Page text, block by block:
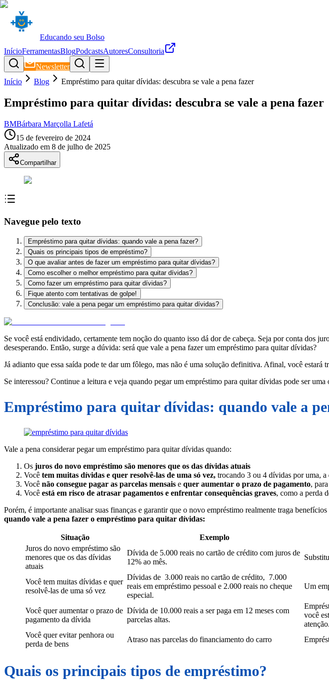
Educando seu Bolso
InícioFerramentasBlogPodcastsAutoresConsultoria
Newsletter
Início
Blog Empréstimo para quitar dívidas: descubra se vale a pena fazer
Empréstimo para quitar dívidas: descubra se vale a pena fazer
BMBárbara Marçolla Lafetá
15 de fevereiro de 2024
Atualizado em 8 de julho de 2025
Compartilhar
Navegue pelo texto
Empréstimo para quitar dívidas: quando vale a pena fazer?
Quais os principais tipos de empréstimo?
O que avaliar antes de fazer um empréstimo para quitar dívidas?
Como escolher o melhor empréstimo para quitar dívidas?
Como fazer um empréstimo para quitar dívidas?
Fique atento com tentativas de golpe!
Conclusão: vale a pena pegar um empréstimo para quitar dívidas?
Se você está endividado, certamente tem noção do quanto isso dá dor de cabeça. Seja por conta dos
desesperando. Então, surge a dúvida: será que vale a pena fazer um empréstimo para quitar dívidas?
Já adianto que essa saída pode te dar um fôlego, mas não é uma solução definitiva. Afinal, você
Se interessou? Continue a leitura e veja quando pegar um empréstimo para quitar dívidas pode ser
Empréstimo para quitar dívidas: quando vale a
Vale a pena considerar pegar um empréstimo para quitar dívidas quando:
Os juros do novo empréstimo são menores que os das dívidas atuais
Você tem muitas dívidas e quer resolvê-las de uma só vez, trocando 3 ou 4 dívidas por uma, a
Você não consegue pagar as parcelas mensais e quer aumentar o prazo de pagamento,
Você está em risco de atrasar pagamentos e enfrentar consequências graves, como a perda
Porém, é importante analisar suas finanças e garantir que o novo empréstimo realmente traga
quando vale a pena fazer o empréstimo para quitar dívidas:
Situação Exemplo
Juros do novo empréstimo são
menores que os das dívidas
atuais
Dívida de 5.000 reais no cartão de crédito com juros de
12% ao mês.
Você tem muitas dívidas e quer
resolvê-las de uma só vez
Dívidas de 3.000 reais no cartão de crédito, 7.000
reais em empréstimo pessoal e 2.000 reais no cheque
especial.
Um
Você quer aumentar o prazo de
pagamento da dívida
Dívida de 10.000 reais a ser paga em 12 meses com
parcelas altas.
você
atenção.
Você quer evitar penhora ou
perda de bens
Atraso nas parcelas do financiamento do carro
Quais os principais tipos de empréstimo?